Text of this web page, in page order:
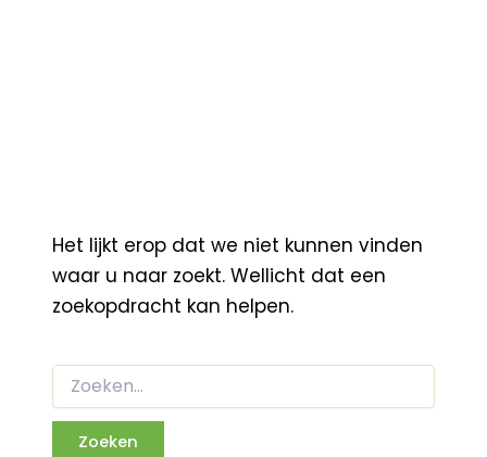
Het lijkt erop dat we niet kunnen vinden
waar u naar zoekt. Wellicht dat een
zoekopdracht kan helpen.